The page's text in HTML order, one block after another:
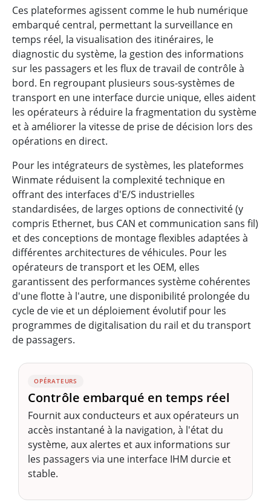
Ces plateformes agissent comme le hub numérique
embarqué central, permettant la surveillance en
temps réel, la visualisation des itinéraires, le
diagnostic du système, la gestion des informations
sur les passagers et les flux de travail de contrôle à
bord. En regroupant plusieurs sous-systèmes de
transport en une interface durcie unique, elles aident
les opérateurs à réduire la fragmentation du système
et à améliorer la vitesse de prise de décision lors des
opérations en direct.
Pour les intégrateurs de systèmes, les plateformes
Winmate réduisent la complexité technique en
offrant des interfaces d'E/S industrielles
standardisées, de larges options de connectivité (y
compris Ethernet, bus CAN et communication sans fil)
et des conceptions de montage flexibles adaptées à
différentes architectures de véhicules. Pour les
opérateurs de transport et les OEM, elles
garantissent des performances système cohérentes
d'une flotte à l'autre, une disponibilité prolongée du
cycle de vie et un déploiement évolutif pour les
programmes de digitalisation du rail et du transport
de passagers.
OPÉRATEURS
Contrôle embarqué en temps réel
Fournit aux conducteurs et aux opérateurs un
accès instantané à la navigation, à l'état du
système, aux alertes et aux informations sur
les passagers via une interface IHM durcie et
stable.